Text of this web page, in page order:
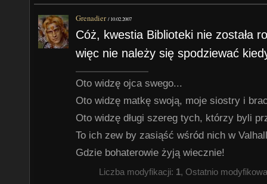
Grenadier /10.02.2007
Cóż, kwestia Biblioteki nie została
więc nie należy się spodziewać
Oto widzę ojca swego...
Oto widzę matkę swoją, moje siostry i
Oto widzę długi szereg tych, którzy byli
To ich zew by zasiąść wśród nich w
Gdzie bohaterowie żyją wiecznie!
Liczba modyfikacji: 1, Ostatnio